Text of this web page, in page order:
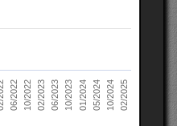
06/2022 10/2022 02/2023 06/2023 10/2023 01/2024 05/2024 10/2024 02/2025